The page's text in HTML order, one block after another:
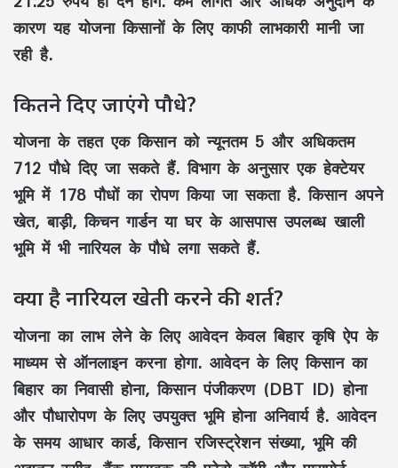
कारण यह योजना किसानों के लिए काफी लाभकारी मानी जा
रही है.
कितने दिए जाएंगे पौधे?
योजना के तहत एक किसान को न्यूनतम 5 और अधिकतम
712 पौधे दिए जा सकते हैं. विभाग के अनुसार एक हेक्टेयर
भूमि में 178 पौधों का रोपण किया जा सकता है. किसान अपने
खेत, बाड़ी, किचन गार्डन या घर के आसपास उपलब्ध खाली
भूमि में भी नारियल के पौधे लगा सकते हैं.
क्या है नारियल खेती करने की शर्त?
योजना का लाभ लेने के लिए आवेदन केवल बिहार कृषि ऐप के
माध्यम से ऑनलाइन करना होगा. आवेदन के लिए किसान का
बिहार का निवासी होना, किसान पंजीकरण (DBT ID) होना
और पौधारोपण के लिए उपयुक्त भूमि होना अनिवार्य है. आवेदन
के समय आधार कार्ड, किसान रजिस्ट्रेशन संख्या, भूमि की